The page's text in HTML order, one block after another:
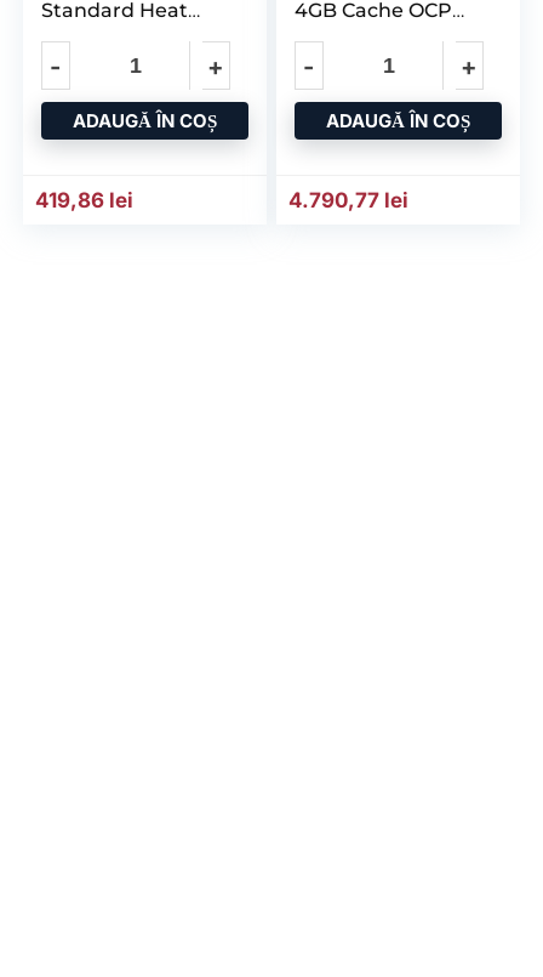
Standard Heat
ADAUGĂ ÎN COȘ
419,86 lei
4GB Cache OCP
Controller
ADAUGĂ ÎN COȘ
4.790,77 lei